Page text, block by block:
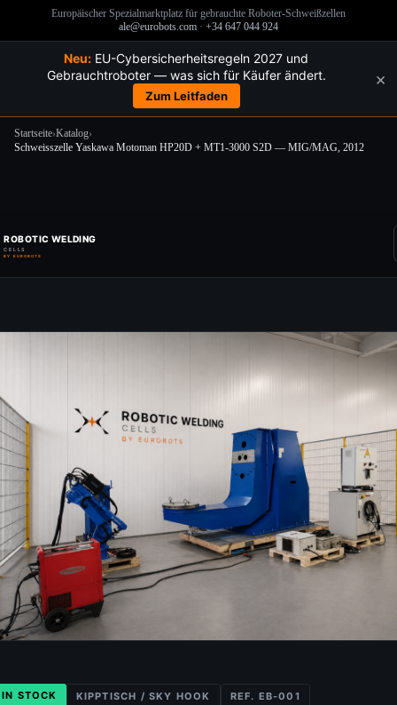
Europäischer Spezialmarktplatz für gebrauchte Roboter-Schweißzellen
ale@eurobots.com · +34 647 044 924
Neu: EU-Cybersicherheitsregeln 2027 und
Gebrauchtroboter — was sich für Käufer ändert.
Zum Leitfaden
×
Startseite›Katalog›
Schweisszelle Yaskawa Motoman HP20D + MT1-3000 S2D — MIG/MAG, 2012
ROBOTIC WELDING
CELLS
BY EUROBOTS
IN STOCK KIPPTISCH / SKY HOOK REF. EB-001